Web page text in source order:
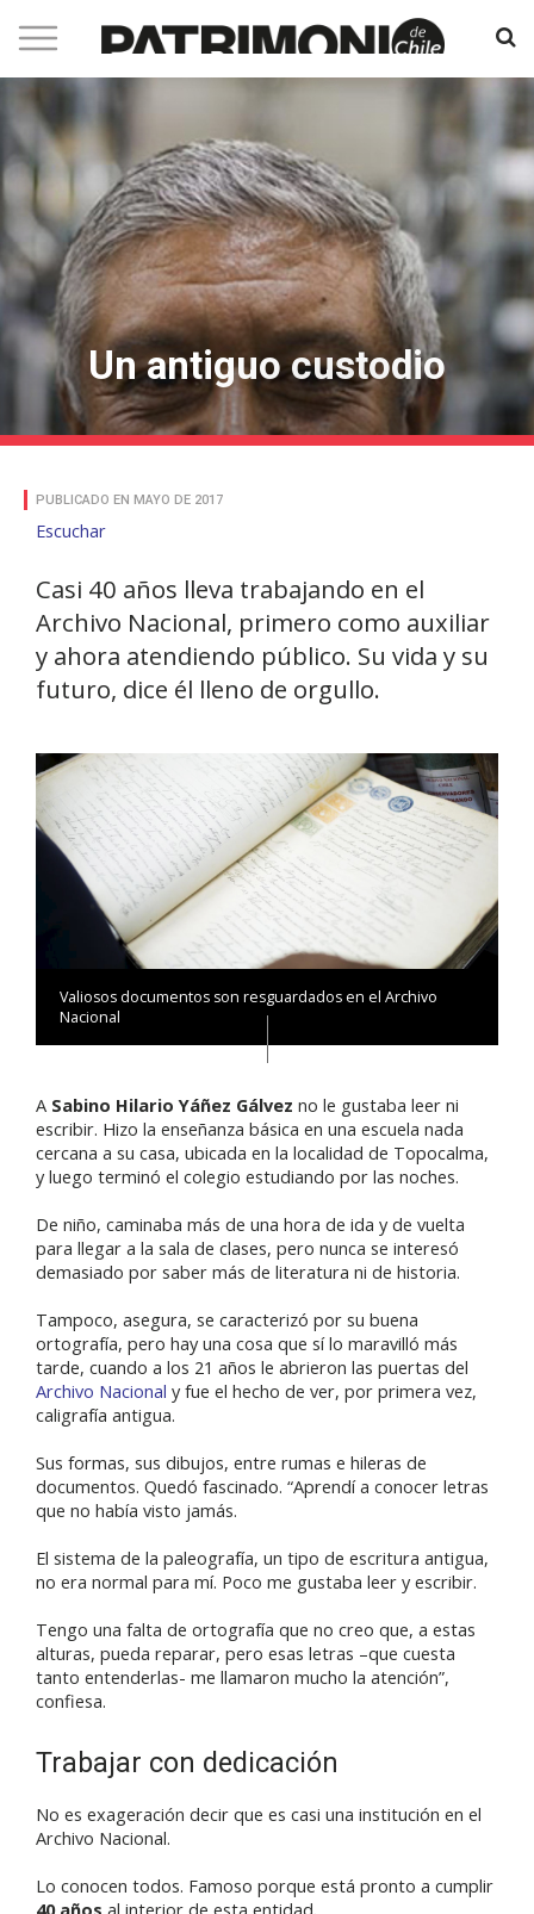
Un antiguo custodio
PUBLICADO EN MAYO DE 2017
Escuchar
Casi 40 años lleva trabajando en el
Archivo Nacional, primero como auxiliar
y ahora atendiendo público. Su vida y su
futuro, dice él lleno de orgullo.
Valiosos documentos son resguardados en el Archivo
Nacional
A Sabino Hilario Yáñez Gálvez no le gustaba leer ni
escribir. Hizo la enseñanza básica en una escuela nada
cercana a su casa, ubicada en la localidad de Topocalma,
y luego terminó el colegio estudiando por las noches.
De niño, caminaba más de una hora de ida y de vuelta
para llegar a la sala de clases, pero nunca se interesó
demasiado por saber más de literatura ni de historia.
Tampoco, asegura, se caracterizó por su buena
ortografía, pero hay una cosa que sí lo maravilló más
tarde, cuando a los 21 años le abrieron las puertas del
Archivo Nacional y fue el hecho de ver, por primera vez,
caligrafía antigua.
Sus formas, sus dibujos, entre rumas e hileras de
documentos. Quedó fascinado. “Aprendí a conocer letras
que no había visto jamás.
El sistema de la paleografía, un tipo de escritura antigua,
no era normal para mí. Poco me gustaba leer y escribir.
Tengo una falta de ortografía que no creo que, a estas
alturas, pueda reparar, pero esas letras –que cuesta
tanto entenderlas- me llamaron mucho la atención”,
confiesa.
Trabajar con dedicación
No es exageración decir que es casi una institución en el
Archivo Nacional.
Lo conocen todos. Famoso porque está pronto a cumplir